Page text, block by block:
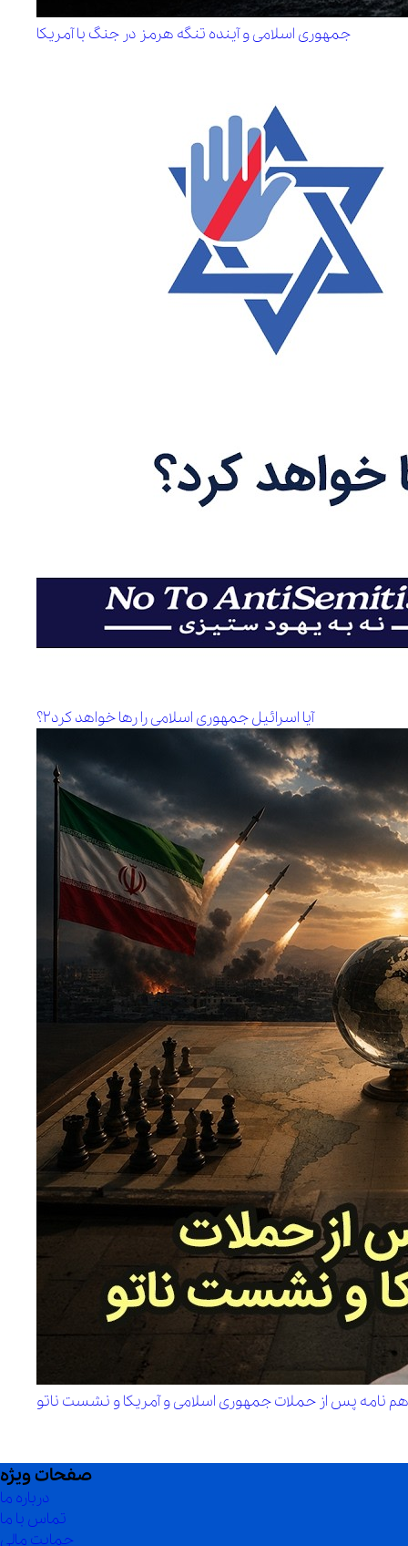
جمهوری اسلامی و آینده تنگه هرمز در جنگ با آمریکا
آیا اسرائیل جمهوری اسلامی را رها‌ خواهد کرد۲؟
نامه پس از حملات جمهوری اسلامی و آمریکا و نشست ناتو
صفحات ویژه
درباره ما
تماس با ما
حمایت مالی